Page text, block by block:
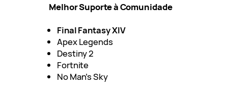
Melhor Suporte à Comunidade
Final Fantasy XIV
Apex Legends
Destiny 2
Fortnite
No Man’s Sky